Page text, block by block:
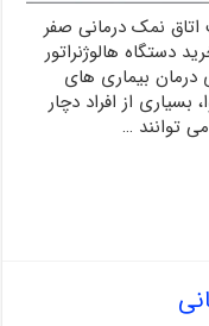
نمک درمانی صفر
دستگاه هالوژنراتور
درمان بیماری های
از افراد دچار
توانند …